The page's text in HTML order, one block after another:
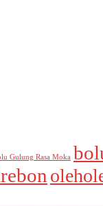
Gulung Rasa Moka